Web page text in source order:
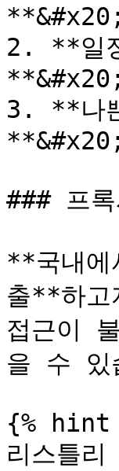
**&#x20;
2. **일
**&#x20;
3. **나
**&#x20;
### 프
**국내에
출**하
접근이
을 수 있
{% hint
리스틀